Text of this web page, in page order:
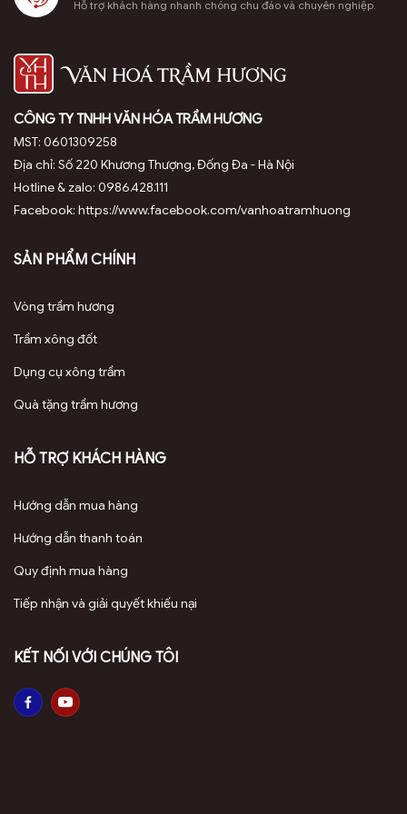
Hỗ trợ khách hàng nhanh chóng chu đáo và chuyên nghiệp.
CÔNG TY TNHH VĂN HÓA TRẦM HƯƠNG
MST: 0601309258
Địa chỉ: Số 220 Khương Thượng, Đống Đa - Hà Nội
Hotline & zalo: 0986.428.111
Facebook: https://www.facebook.com/vanhoatramhuong
SẢN PHẨM CHÍNH
Vòng trầm hương
Trầm xông đốt
Dụng cụ xông trầm
Quà tặng trầm hương
HỖ TRỢ KHÁCH HÀNG
Hướng dẫn mua hàng
Hướng dẫn thanh toán
Quy định mua hàng
Tiếp nhận và giải quyết khiếu nại
KẾT NỐI VỚI CHÚNG TÔI